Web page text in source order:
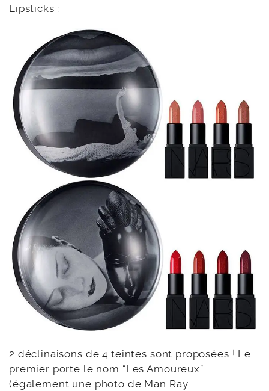
Lipsticks :
2 déclinaisons de 4 teintes sont proposées ! Le
premier porte le nom “Les Amoureux”
(également une photo de Man Ray